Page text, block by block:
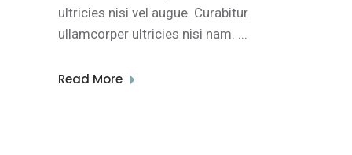
ultricies nisi vel augue. Curabitur
ullamcorper ultricies nisi nam.
Read More